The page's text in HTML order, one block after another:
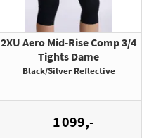
2XU Aero Mid-Rise Comp 3/4
Tights Dame
Black/Silver Reflective
1 099,-